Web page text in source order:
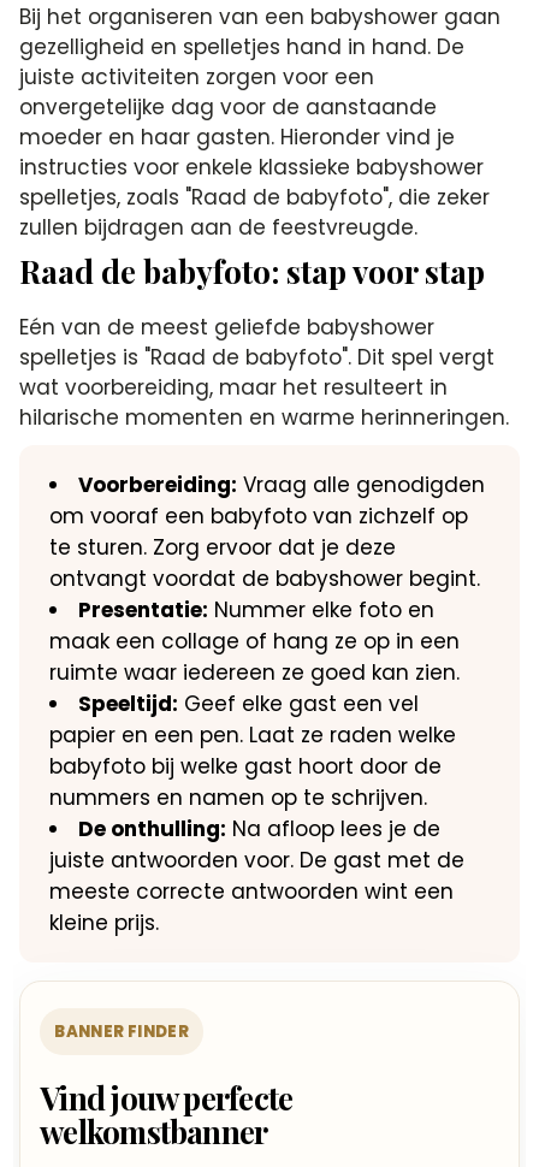
Bij het organiseren van een babyshower gaan
gezelligheid en spelletjes hand in hand. De
juiste activiteiten zorgen voor een
onvergetelijke dag voor de aanstaande
moeder en haar gasten. Hieronder vind je
instructies voor enkele klassieke babyshower
spelletjes, zoals "Raad de babyfoto", die zeker
zullen bijdragen aan de feestvreugde.
Raad de babyfoto: stap voor stap
Eén van de meest geliefde babyshower
spelletjes is "Raad de babyfoto". Dit spel vergt
wat voorbereiding, maar het resulteert in
hilarische momenten en warme herinneringen.
Voorbereiding: Vraag alle genodigden
om vooraf een babyfoto van zichzelf op
te sturen. Zorg ervoor dat je deze
ontvangt voordat de babyshower begint.
Presentatie: Nummer elke foto en
maak een collage of hang ze op in een
ruimte waar iedereen ze goed kan zien.
Speeltijd: Geef elke gast een vel
papier en een pen. Laat ze raden welke
babyfoto bij welke gast hoort door de
nummers en namen op te schrijven.
De onthulling: Na afloop lees je de
juiste antwoorden voor. De gast met de
meeste correcte antwoorden wint een
kleine prijs.
BANNER FINDER
Vind jouw perfecte
welkomstbanner